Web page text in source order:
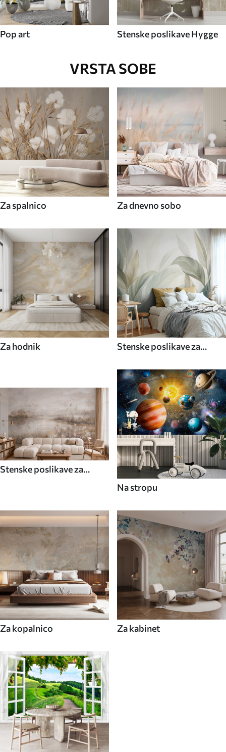
Pop art Stenske poslikave Hygge
VRSTA SOBE
Za spalnico Za dnevno sobo
Za hodnik
Stenske poslikave za
Stenske poslikave za
Na stropu
Za kopalnico Za kabinet